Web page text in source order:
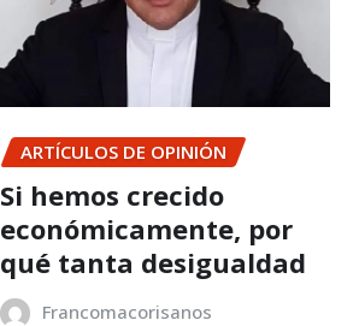
ARTÍCULOS DE OPINIÓN
Si hemos crecido
económicamente, por
qué tanta desigualdad
Francomacorisanos